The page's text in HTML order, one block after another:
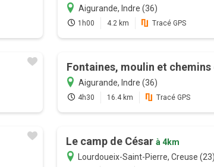
Aigurande, Indre (36)
1h00 4.2 km Tracé GPS
Fontaines, moulin et chemins
Aigurande, Indre (36)
4h30 16.4 km Tracé GPS
Le camp de Césarà 4km
Lourdoueix-Saint-Pierre, Creuse (23)